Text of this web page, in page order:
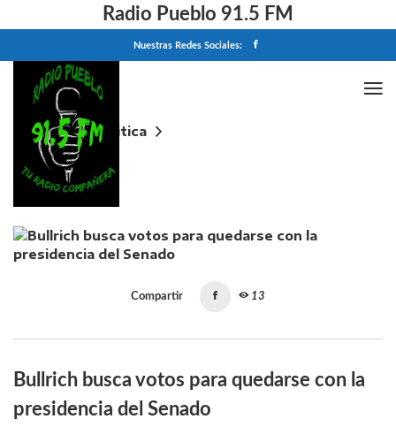
Radio Pueblo 91.5 FM
Nuestras Redes Sociales:
Home
Politica
Bullrich busca votos para quedarse con la
presidencia del Senado
Compartir 13
Bullrich busca votos para quedarse con la
presidencia del Senado